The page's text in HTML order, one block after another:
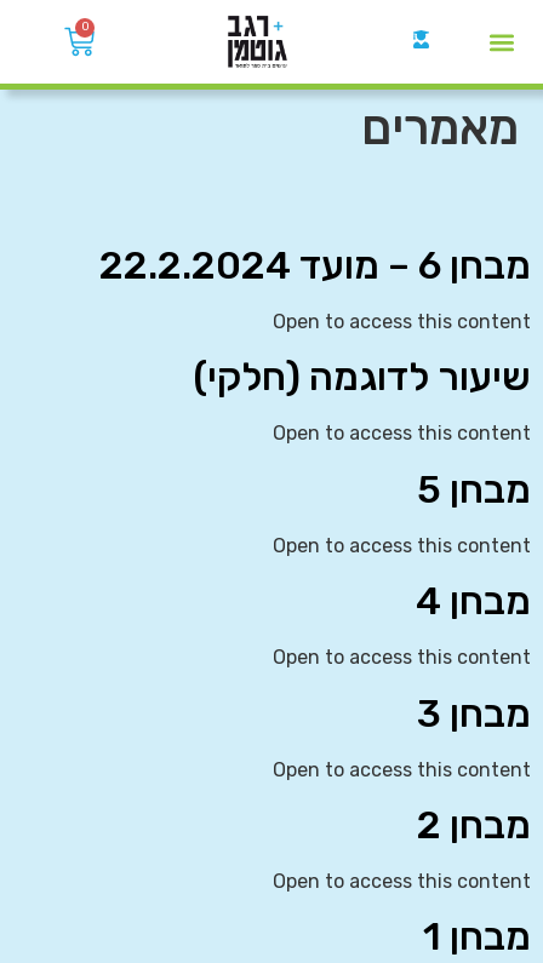
0
מאמרים
מבחן 6 – מועד 22.2.2024
Open to access this content
שיעור לדוגמה (חלקי)
Open to access this content
מבחן 5
Open to access this content
מבחן 4
Open to access this content
מבחן 3
Open to access this content
מבחן 2
Open to access this content
מבחן 1